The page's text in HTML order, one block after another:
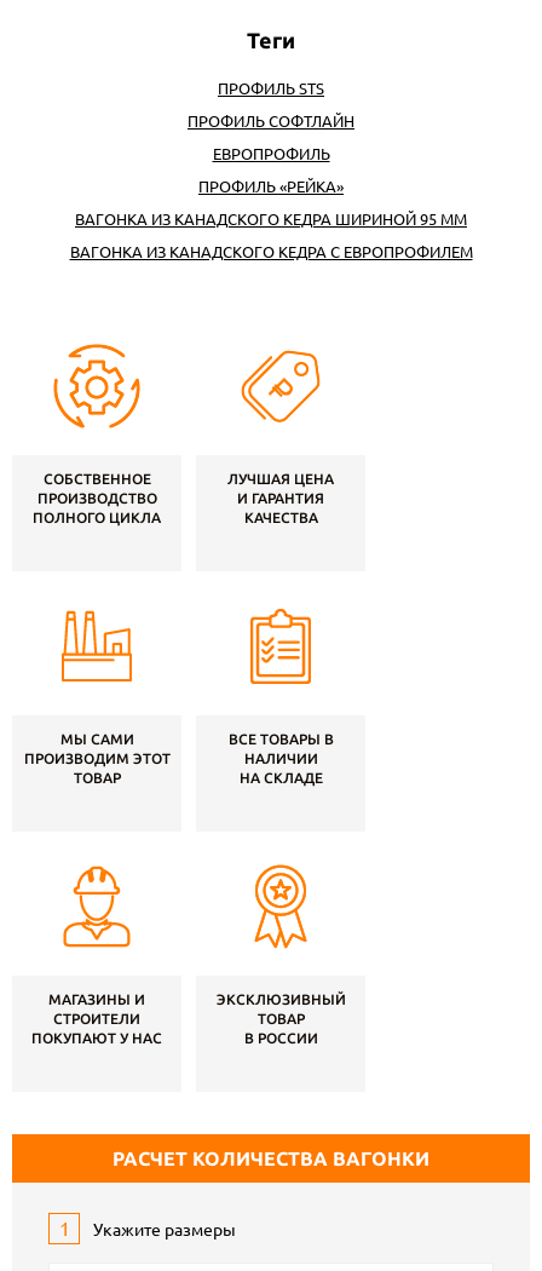
ПРОФИЛЬ STS
ПРОФИЛЬ СОФТЛАЙН
ЕВРОПРОФИЛЬ
ПРОФИЛЬ «РЕЙКА»
ВАГОНКА ИЗ КАНАДСКОГО КЕДРА ШИРИНОЙ 95 ММ
ВАГОНКА ИЗ КАНАДСКОГО КЕДРА С ЕВРОПРОФИЛЕМ
СОБСТВЕННОЕ
ПРОИЗВОДСТВО
ПОЛНОГО ЦИКЛА
ЛУЧШАЯ ЦЕНА
И ГАРАНТИЯ
КАЧЕСТВА
МЫ САМИ
ПРОИЗВОДИМ ЭТОТ
ТОВАР
ВСЕ ТОВАРЫ В
НАЛИЧИИ
НА СКЛАДЕ
МАГАЗИНЫ И
СТРОИТЕЛИ
ПОКУПАЮТ У НАС
ЭКСКЛЮЗИВНЫЙ
ТОВАР
В РОССИИ
РАСЧЕТ КОЛИЧЕСТВА ВАГОНКИ
1 Укажите размеры